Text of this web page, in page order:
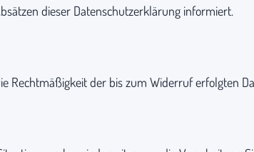
dieser Datenschutzerklärung informiert.
Rechtmäßigkeit der bis zum Widerruf erfolgten